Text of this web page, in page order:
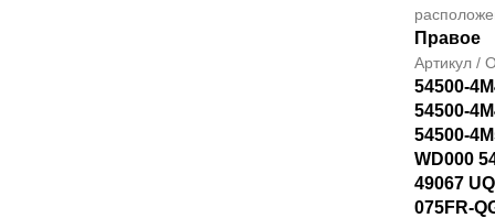
Правое
Артикул /
54500-
54500-
54500-
WD000
49067
075FR-